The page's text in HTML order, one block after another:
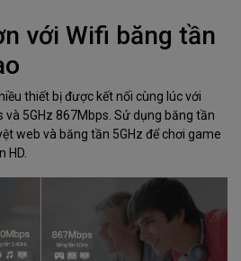
với Wifi băng tần
thiết bị được kết nối cùng lúc với
và 5GHz 867Mbps. Sử dụng băng tần
web và băng tần 5GHz để chơi game
HD.